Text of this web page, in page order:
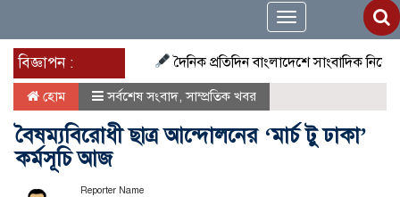
Toggle
navigation
বিজ্ঞাপন :
দৈনিক প্রতিদিন বাংলাদেশে সাংবাদিক নিয়োগ
হোম সর্বশেষ সংবাদ,সাম্প্রতিক খবর
বৈষম্যবিরোধী ছাত্র আন্দোলনের ‘মার্চ টু ঢাকা’
কর্মসূচি আজ
Reporter Name